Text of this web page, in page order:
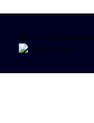
Newsletter Spanisch